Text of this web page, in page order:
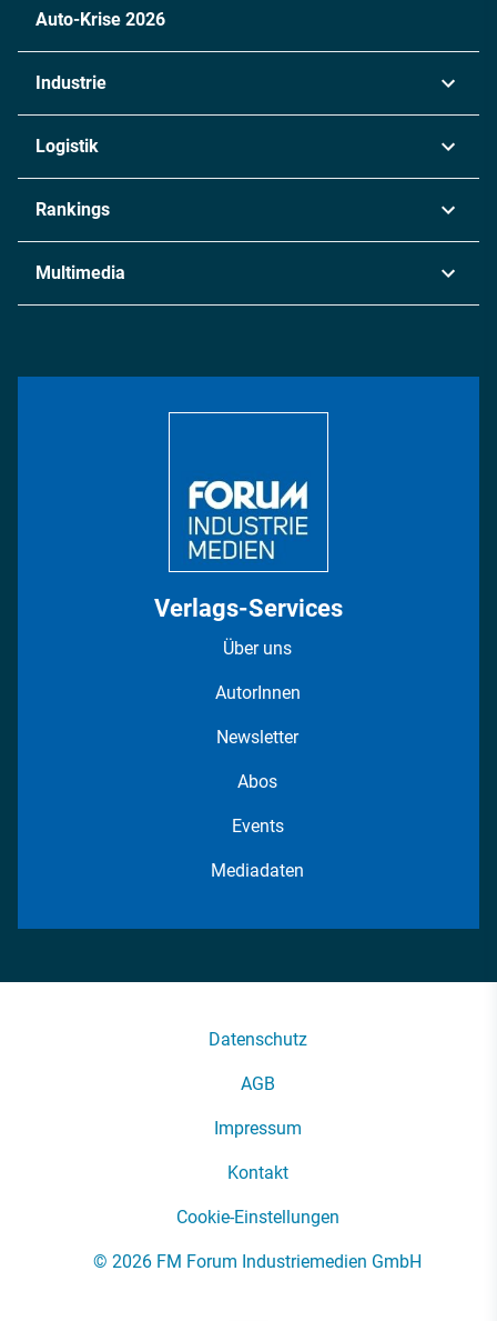
Auto-Krise 2026
Industrie
Chemie
Metall
Energie
Logistik
Rankings
Multimedia
Verlags-Services
Über uns
AutorInnen
Newsletter
Abos
Events
Mediadaten
Datenschutz
AGB
Impressum
Kontakt
Cookie-Einstellungen
© 2026 FM Forum Industriemedien GmbH